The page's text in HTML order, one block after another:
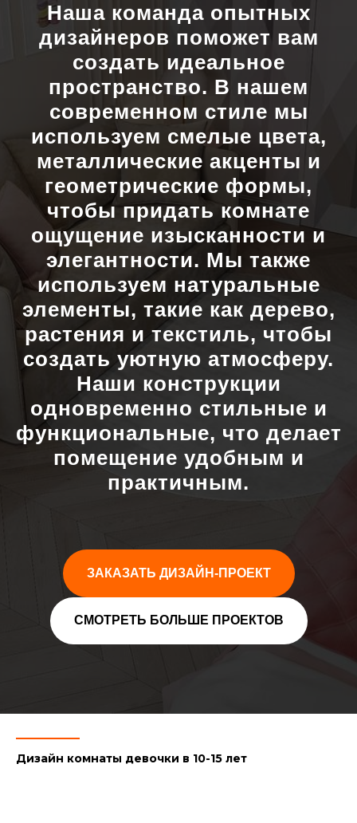
Наша команда опытных
дизайнеров поможет вам
создать идеальное
пространство. В нашем
современном стиле мы
используем смелые цвета,
металлические акценты и
геометрические формы,
чтобы придать комнате
ощущение изысканности и
элегантности. Мы также
используем натуральные
элементы, такие как дерево,
растения и текстиль, чтобы
создать уютную атмосферу.
Наши конструкции
одновременно стильные и
функциональные, что делает
помещение удобным и
практичным.
ЗАКАЗАТЬ ДИЗАЙН-ПРОЕКТ
СМОТРЕТЬ БОЛЬШЕ ПРОЕКТОВ
Дизайн комнаты девочки в 10-15 лет